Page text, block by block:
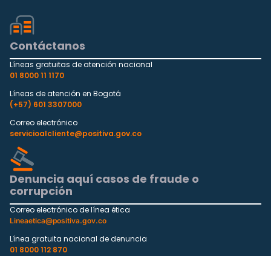
Contáctanos
Líneas gratuitas de atención nacional
01 8000 11 1170
Líneas de atención en Bogotá
(+57) 601 3307000
Correo electrónico
servicioalcliente@positiva.gov.co
Denuncia aquí casos de fraude o
corrupción
Correo electrónico de línea ética
Lineaetica@positiva.gov.co
Línea gratuita nacional de denuncia
01 8000 112 870